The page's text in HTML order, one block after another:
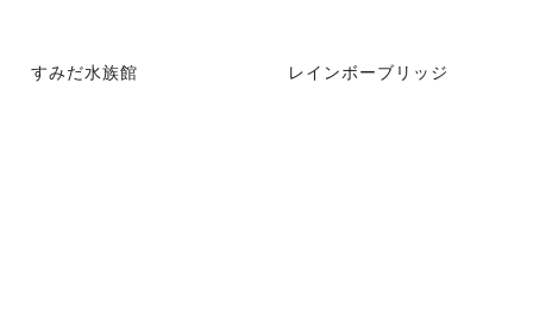
すみだ水族館 レインボーブリッジ